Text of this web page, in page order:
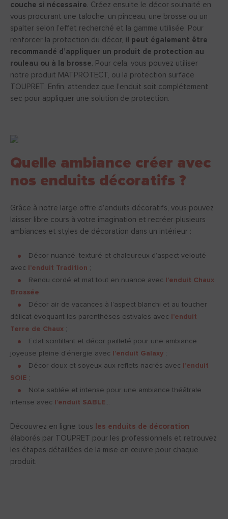
couche si nécessaire. Créez ensuite le décor souhaité en
vous procurant une taloche, un pinceau, une brosse ou un
spalter selon l’effet recherché et la gamme utilisée. Pour
renforcer la protection du décor, il peut également être
recommandé d’appliquer un produit de protection au
rouleau ou à la brosse. Pour cela, vous pouvez utiliser
notre produit MATPROTECT, ou la protection surface
TOUPRET. Enfin, attendez que l’enduit soit complétement
sec pour appliquer une solution de protection.
Quelle ambiance créer avec
nos enduits décoratifs ?
Grâce à notre large offre d’enduits décoratifs, vous pouvez
laisser libre cours à votre imagination et recréer plusieurs
ambiances et styles de décoration dans un intérieur :
Décor nuancé, texturé et chaleureux d’aspect velouté
avec
l’enduit Tradition ;
Rendu cordé et mat tout en nuance avec
l’enduit Chaux
Brossée
Décor air de vacances à l’aspect blanchi et au toucher
délicat évoquant les parenthèses estivales avec
l’enduit
Terre de Chaux ;
Eclat scintillant et décor pailleté pour une ambiance
joyeuse pleine d’énergie avec
l’enduit Galaxy ;
Décor doux et soyeux aux reflets nacrés avec
l’enduit
SOIE ;
Note sablée et intense pour une ambiance théâtrale
intense avec
l’enduit SABLE…
Découvrez en ligne tous les enduits de décoration
élaborés par TOUPRET pour les professionnels et retrouvez
les étapes détaillées de la mise en œuvre pour chaque
produit.